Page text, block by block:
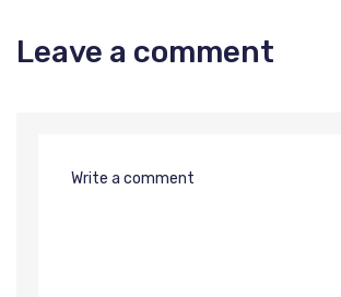
Leave a comment